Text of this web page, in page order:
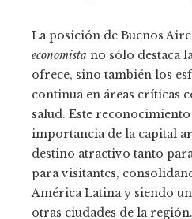
La posición de Buenos
economista no sólo destaca
ofrece, sino también los
continua en áreas críticas
salud. Este
importancia de la capital
destino atractivo tanto
para visitantes,
América Latina y siendo
otras ciudades de la región.